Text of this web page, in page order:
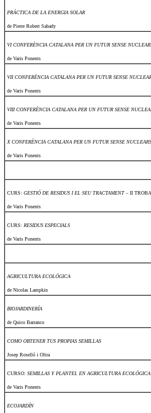
PRÁCTICA DE LA ENERGIA SOLAR
de Pierre Robert Sabady
VI CONFERÈNCIA CATALANA PER UN FUTUR SENSE
de Varis Ponents
VII CONFERÈNCIA CATALANA PER UN FUTUR SENSE
de Varis Ponents
VIII CONFERÈNCIA CATALANA PER UN FUTUR SENSE
de Varis Ponents
X CONFERÈNCIA CATALANA PER UN FUTUR SENSE
de Varis Ponents
CURS: GESTIÓ DE RESIDUS I EL SEU TRACTAMENT – II
de Varis Ponents
CURS: RESIDUS ESPECIALS
de Varis Ponents
AGRICULTURA ECOLÓGICA
de Nicolas Lampkin
BIOJARDINERÍA
de Quico Barranco
COMO OBTENER TUS PROPIAS SEMILLAS
Josep Roselló i Oltra
CURSO: SEMILLAS Y PLANTEL EN AGRICULTURA ECOLÓGICA
de Varis Ponents
ECOJARDÍN